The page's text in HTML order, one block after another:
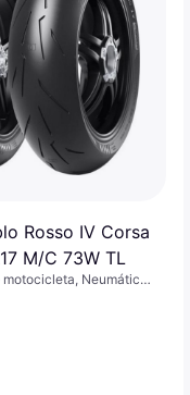
Rosso IV Corsa
M/C 73W TL
Neumáticos